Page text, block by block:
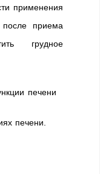
применения
приема
грудное
печени
печени.